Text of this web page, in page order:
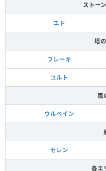
ストー
エド
塔
フレーキ
ユルト
嵐
ウルベイン
セレン
各エ